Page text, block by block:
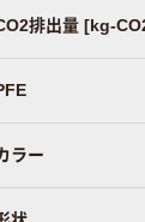
排出量 [kg-
ラー